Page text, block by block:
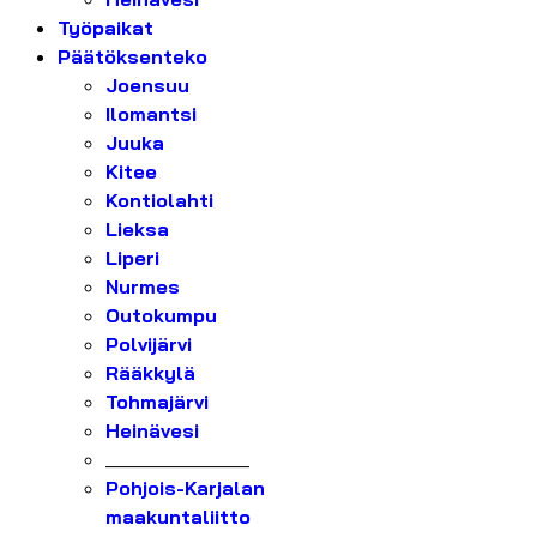
Työpaikat
Päätöksenteko
Joensuu
Ilomantsi
Juuka
Kitee
Kontiolahti
Lieksa
Liperi
Nurmes
Outokumpu
Polvijärvi
Rääkkylä
Tohmajärvi
Heinävesi
Pohjois-Karjalan
maakuntaliitto